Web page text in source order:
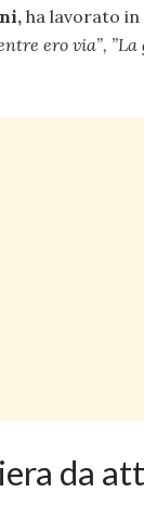
ha lavorato
ero via”, ”La
da